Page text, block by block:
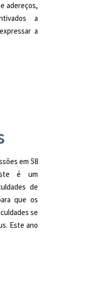
adereços,
a
a
em 58
é um
de
que os
se
Este ano